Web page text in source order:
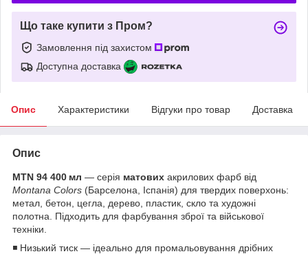
Що таке купити з Пром?
Замовлення під захистом
Доступна доставка
Опис Характеристики Відгуки про товар Доставка
Опис
MTN 94 400 мл — серія матових акрилових фарб від
Montana Colors (Барселона, Іспанія) для твердих поверхонь:
метал, бетон, цегла, дерево, пластик, скло та художні
полотна. Підходить для фарбування зброї та військової
техніки.
◾ Низький тиск — ідеально для промальовування дрібних